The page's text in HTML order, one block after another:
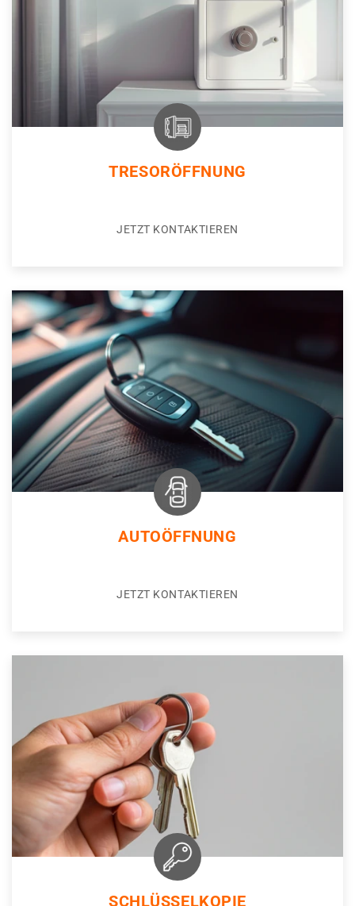
TRESORÖFFNUNG
JETZT KONTAKTIEREN
AUTOÖFFNUNG
JETZT KONTAKTIEREN
SCHLÜSSELKOPIE